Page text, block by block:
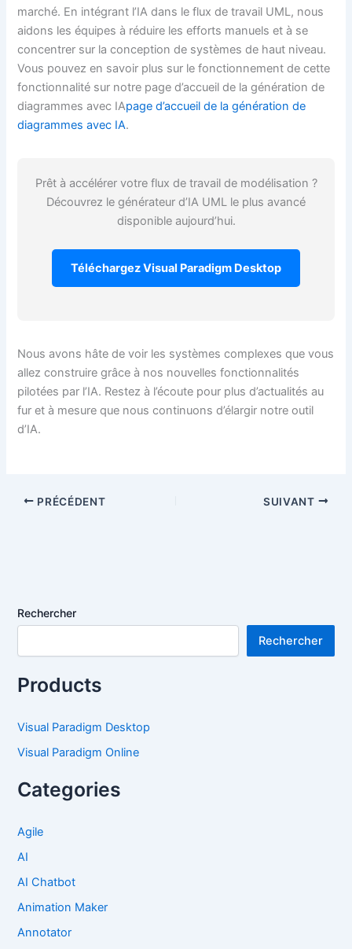
marché. En intégrant l’IA dans le flux de travail UML, nous
aidons les équipes à réduire les efforts manuels et à se
concentrer sur la conception de systèmes de haut niveau.
Vous pouvez en savoir plus sur le fonctionnement de cette
fonctionnalité sur notre page d’accueil de la génération de
diagrammes avec IApage d’accueil de la génération de
diagrammes avec IA.
Prêt à accélérer votre flux de travail de modélisation ?
Découvrez le générateur d’IA UML le plus avancé
disponible aujourd’hui.
Téléchargez Visual Paradigm Desktop
Nous avons hâte de voir les systèmes complexes que vous
allez construire grâce à nos nouvelles fonctionnalités
pilotées par l’IA. Restez à l’écoute pour plus d’actualités au
fur et à mesure que nous continuons d’élargir notre outil
d’IA.
PRÉCÉDENT SUIVANT
Rechercher
Rechercher
Products
Visual Paradigm Desktop
Visual Paradigm Online
Categories
Agile
AI
AI Chatbot
Animation Maker
Annotator